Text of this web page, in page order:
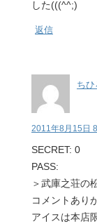
した(((^^;)
返信
ち
2011年8月15日
SECRET: 0
PASS:
＞武庫之荘
コメントあり
アイスは本店